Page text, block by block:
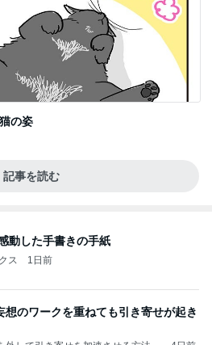
の姿
記事を読む
動した手書きの手紙
ス 1日前
想のワークを重ねても引き寄せが起き